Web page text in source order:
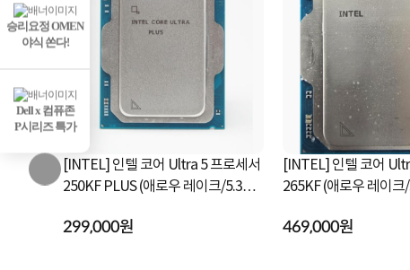
승리요정 OMEN
야식 쏜다!
Dell x 컴퓨존
P시리즈 특가
프로세서 [INTEL] 인텔 코어 Ultra 5 프로세서
250KF PLUS (애로우 레이크/5.3GH
299,000원
[INTEL] 인텔 코어
265KF (애로우 레이크/3.9GHz/30M
469,000원